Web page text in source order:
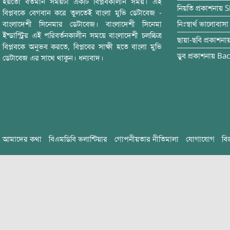
বিপ্লবকে বেগবান করে তুলতেই বাংলা মুভি ডেটাবেজ -
বাংলাদেশী সিনেমার ডেটাবেজ। বাংলাদেশী সিনেমা
ইন্ডাস্ট্রির এই পরিবর্তনকালীন সময়ে বাংলাদেশী চলচ্চিত্র
বিপ্লবকে অনুভব করতে, বিপ্লবের সাক্ষী হতে বাংলা মুভি
ডেটাবেজ এর সাথে থাকুন। ধন্যবাদ।
নিয়তি প্রকাশনায়
নিঃস্বার্থ ভালোবাসা
ছায়া-ছবি
ডুব প্রকাশনায়
আমাদের কথা বিএমডিবি ভলান্টিয়ার গোপনীয়তার নীতিমালা যোগাযোগ